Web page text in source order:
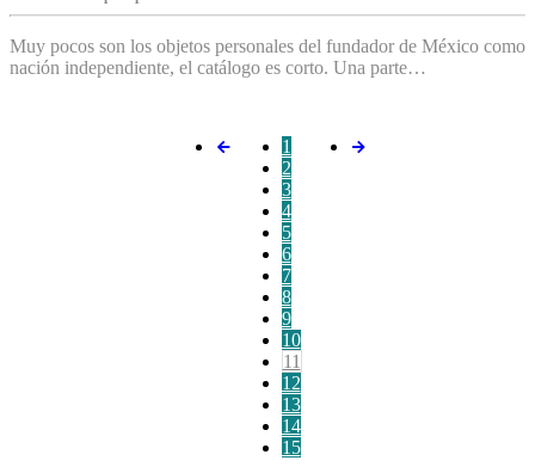
Muy pocos son los objetos personales del fundador de México como
nación independiente, el catálogo es corto. Una parte…
1
2
3
4
5
6
7
8
9
10
11
12
13
14
15